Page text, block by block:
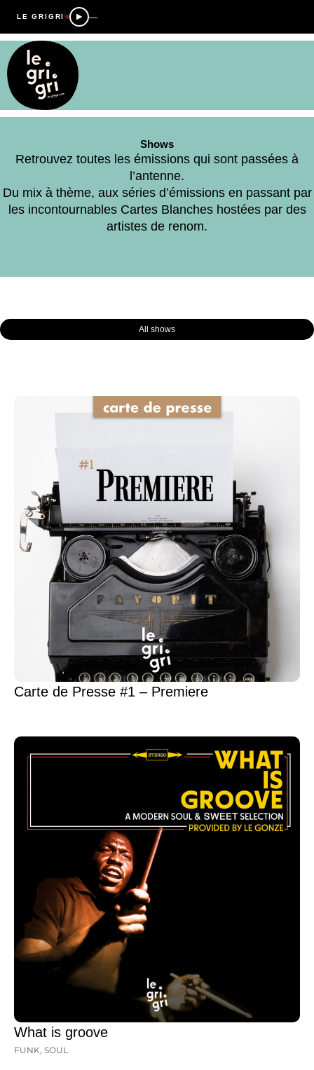
LE GRIGRI —
Shows
Retrouvez toutes les émissions qui sont passées à
l’antenne.
Du mix à thème, aux séries d’émissions en passant par
les incontournables Cartes Blanches hostées par des
artistes de renom.
All shows
Carte de Presse #1 – Premiere
What is groove
FUNK, SOUL
PagePagePagePagePagePage Page